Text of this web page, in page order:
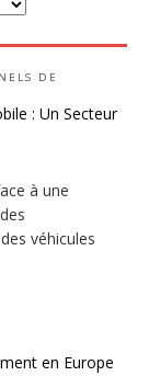
DE
: Un Secteur
à une
véhicules
en Europe